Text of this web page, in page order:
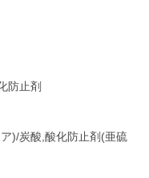
防止剤
)/炭酸,酸化防止剤(亜硫